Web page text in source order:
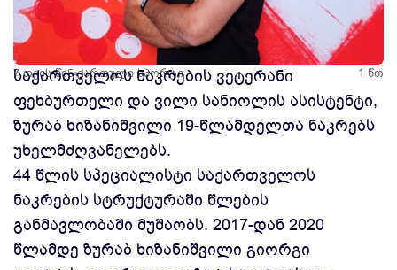
7 თვის წინ ქართული სპორტი 1 წთ
საქართველოს ნაკრების ვეტერანი
ფეხბურთელი და ვილი სანიოლის ასისტენტი,
ზურაბ ხიზანიშვილი 19-წლამდელთა ნაკრებს
უხელმძღვანელებს.
44 წლის სპეციალისტი საქართველოს
ნაკრების სტრუქტურაში წლების
განმავლობაში მუშაობს. 2017-დან 2020
წლამდე ზურაბ ხიზანიშვილი გიორგი